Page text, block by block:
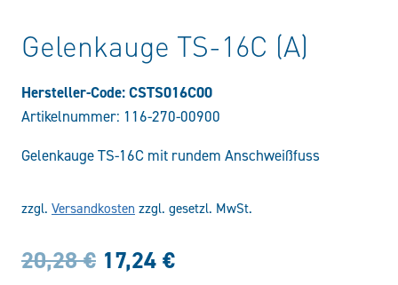
Gelenkauge TS-16C (A)
Hersteller-Code: CSTS016C00
Artikelnummer: 116-270-00900
Gelenkauge TS-16C mit rundem Anschweißfuss
zzgl. Versandkosten zzgl. gesetzl. MwSt.
20,28€ Ursprünglicher
17,24 €Aktueller